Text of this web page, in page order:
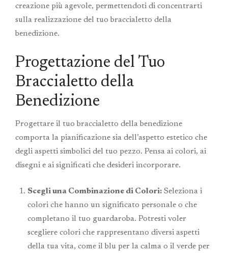
creazione più agevole, permettendoti di concentrarti
sulla realizzazione del tuo braccialetto della
benedizione.
Progettazione del Tuo
Braccialetto della
Benedizione
Progettare il tuo braccialetto della benedizione
comporta la pianificazione sia dell’aspetto estetico che
degli aspetti simbolici del tuo pezzo. Pensa ai colori, ai
disegni e ai significati che desideri incorporare.
Scegli una Combinazione di Colori: Seleziona i
colori che hanno un significato personale o che
completano il tuo guardaroba. Potresti voler
scegliere colori che rappresentano diversi aspetti
della tua vita, come il blu per la calma o il verde per